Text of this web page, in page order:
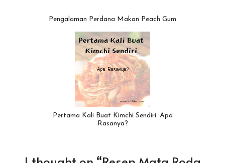
Pengalaman Perdana Makan Peach Gum
Pertama Kali Buat Kimchi Sendiri. Apa
Rasanya?